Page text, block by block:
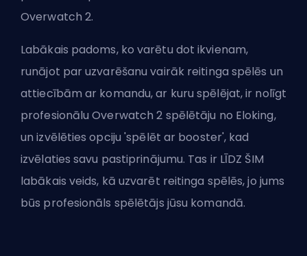
Overwatch 2.
Labākais padoms, ko varētu dot ikvienam,
runājot par uzvarēšanu vairāk reitinga spēlēs un
attiecībām ar komandu, ar kuru spēlējat, ir nolīgt
profesionālu Overwatch 2 spēlētāju no Eloking,
un izvēlēties opciju 'spēlēt ar booster', kad
izvēlaties savu pastiprinājumu. Tas ir LĪDZ ŠIM
labākais veids, kā uzvarēt reitinga spēlēs, jo jums
būs profesionāls spēlētājs jūsu komandā.